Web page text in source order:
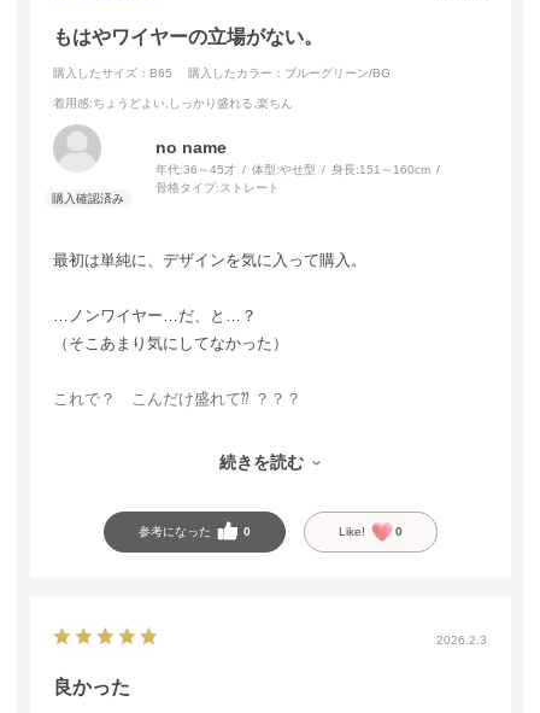
もはやワイヤーの立場がない。
購入したサイズ：B65 購入したカラー：ブルーグリーン/BG
着用感:ちょうどよい,しっかり盛れる,楽ちん
no name
年代:36～45才 体型:やせ型 身長:151～160cm
骨格タイプ: ストレート
最初は単純に、デザインを気に入って購入。
…ノンワイヤー…だ、と…？
（そこあまり気にしてなかった）
これで？ こんだけ盛れて⁇ ？？？
もはや、ワイヤーの立場がありません。
続きを読む
参考になった 0 Like! 0
2026.2.3
良かった